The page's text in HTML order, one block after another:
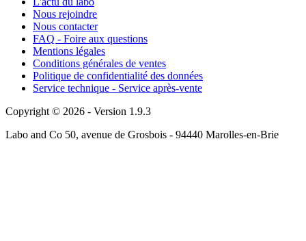
Nous rejoindre
Nous contacter
FAQ - Foire aux questions
Mentions légales
Conditions générales de ventes
Politique de confidentialité des données
Service technique - Service après-vente
Copyright © 2026 - Version 1.9.3
Labo and Co 50, avenue de Grosbois - 94440 Marolles-en-Brie